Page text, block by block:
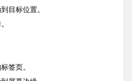
目标位置。
签页。